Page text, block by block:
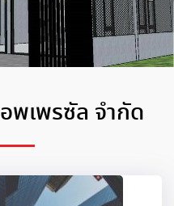
พเพรซัล จำกัด